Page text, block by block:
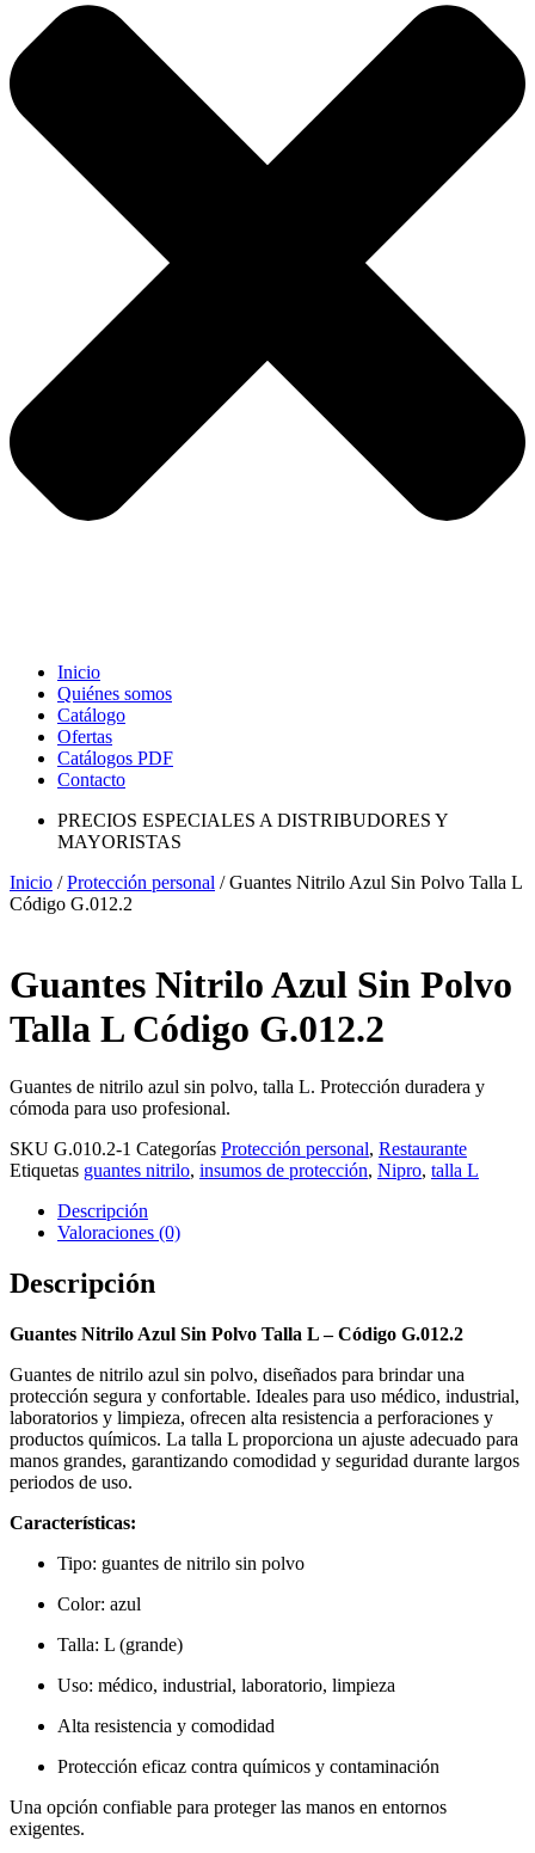
Inicio
Quiénes somos
Catálogo
Ofertas
Catálogos PDF
Contacto
PRECIOS ESPECIALES A DISTRIBUDORES Y
MAYORISTAS
Inicio /Protección personal / Guantes Nitrilo Azul Sin Polvo Talla L
Código G.012.2
Guantes Nitrilo Azul Sin Polvo
Talla L Código G.012.2
Guantes de nitrilo azul sin polvo, talla L. Protección duradera y
cómoda para uso profesional.
SKU G.010.2-1 Categorías Protección personal, Restaurante
Etiquetas guantes nitrilo, insumos de protección, Nipro, talla L
Descripción
Valoraciones (0)
Descripción
Guantes Nitrilo Azul Sin Polvo Talla L – Código G.012.2
Guantes de nitrilo azul sin polvo, diseñados para brindar una
protección segura y confortable. Ideales para uso médico, industrial,
laboratorios y limpieza, ofrecen alta resistencia a perforaciones y
productos químicos. La talla L proporciona un ajuste adecuado para
manos grandes, garantizando comodidad y seguridad durante largos
periodos de uso.
Características:
Tipo: guantes de nitrilo sin polvo
Color: azul
Talla: L (grande)
Uso: médico, industrial, laboratorio, limpieza
Alta resistencia y comodidad
Protección eficaz contra químicos y contaminación
Una opción confiable para proteger las manos en entornos
exigentes.